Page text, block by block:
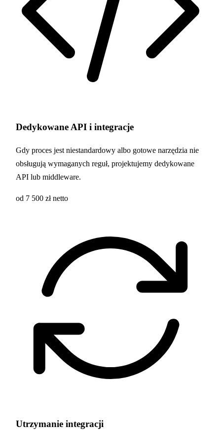
Dedykowane API i integracje
Gdy proces jest niestandardowy albo gotowe narzędzia nie
obsługują wymaganych reguł, projektujemy dedykowane
API lub middleware.
od 7 500 zł netto
Utrzymanie integracji